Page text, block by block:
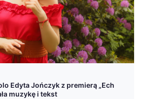
Edyta Jończyk z premierą „Ech
muzykę i tekst